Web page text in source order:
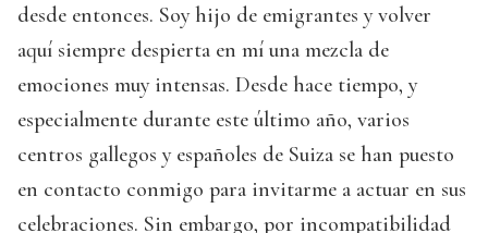
desde entonces. Soy hijo de emigrantes y volver
aquí siempre despierta en mí una mezcla de
emociones muy intensas. Desde hace tiempo, y
especialmente durante este último año, varios
centros gallegos y españoles de Suiza se han puesto
en contacto conmigo para invitarme a actuar en sus
celebraciones. Sin embargo, por incompatibilidad